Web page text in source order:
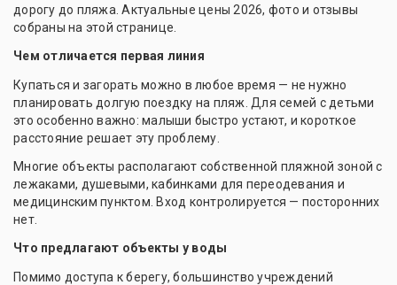
дорогу до пляжа. Актуальные цены 2026, фото и отзывы
собраны на этой странице.
Чем отличается первая линия
Купаться и загорать можно в любое время — не нужно
планировать долгую поездку на пляж. Для семей с детьми
это особенно важно: малыши быстро устают, и короткое
расстояние решает эту проблему.
Многие объекты располагают собственной пляжной зоной с
лежаками, душевыми, кабинками для переодевания и
медицинским пунктом. Вход контролируется — посторонних
нет.
Что предлагают объекты у воды
Помимо доступа к берегу, большинство учреждений